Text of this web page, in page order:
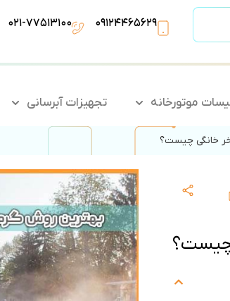
۰۹۱۲۴۴۶۵۶۲۹ ۰۲۱-۷۷۵۱۳۱۰۰
موتورخانه تجهیزات آبرسانی
خانگی چیست؟
چیست؟